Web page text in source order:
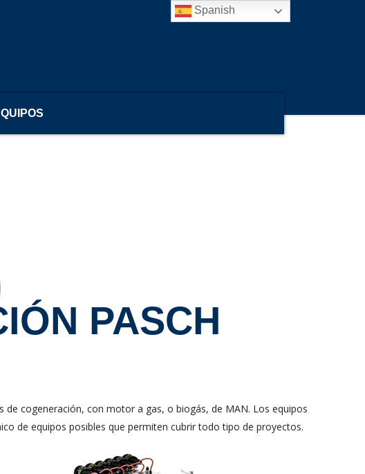
PASCH
cogeneración, con motor a gas, o biogás, de MAN. Los equipos
de equipos posibles que permiten cubrir todo tipo de proyectos.
Spanish